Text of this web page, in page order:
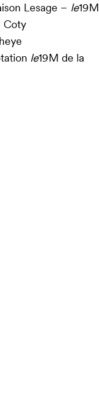
Lesage – le19M
Coty
le19M de la